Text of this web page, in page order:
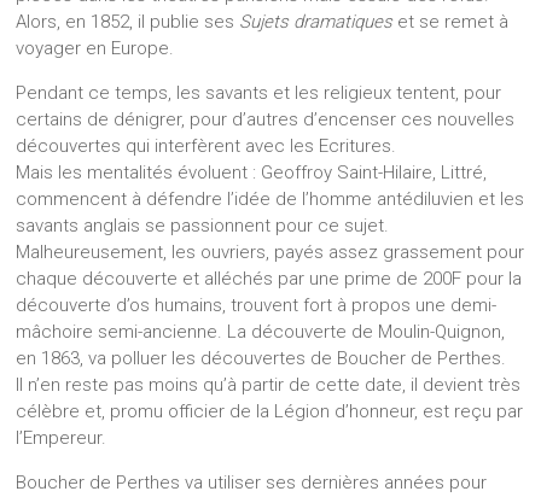
Alors, en 1852, il publie ses Sujets dramatiqueset se remet à
voyager en Europe.
Pendant ce temps, les savants et les religieux tentent, pour
certains de dénigrer, pour d’autres d’encenser ces nouvelles
découvertes qui interfèrent avec les Ecritures.
Mais les mentalités évoluent : Geoffroy Saint-Hilaire, Littré,
commencent à défendre l’idée de l’homme antédiluvien et les
savants anglais se passionnent pour ce sujet.
Malheureusement, les ouvriers, payés assez grassement pour
chaque découverte et alléchés par une prime de 200F pour la
découverte d’os humains, trouvent fort à propos une demi-
mâchoire semi-ancienne. La découverte de Moulin-Quignon,
en 1863, va polluer les découvertes de Boucher de Perthes.
Il n’en reste pas moins qu’à partir de cette date, il devient très
célèbre et, promu officier de la Légion d’honneur, est reçu par
l’Empereur.
Boucher de Perthes va utiliser ses dernières années pour